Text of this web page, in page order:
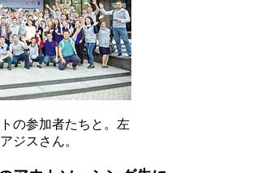
の参加者たちと。左
ジスさん。